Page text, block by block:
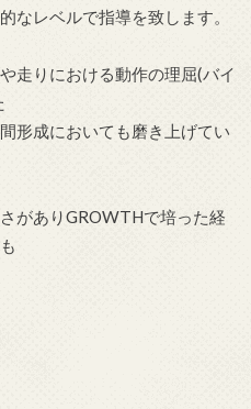
なレベルで指導を致します。
走りにおける動作の理屈(バイ
形成においても磨き上げてい
がありGROWTHで培った経